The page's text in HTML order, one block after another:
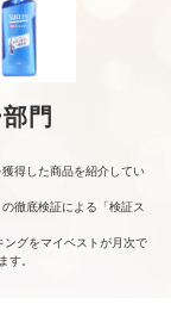
門
得した商品を紹介してい
徹底検証による「検証ス
グをマイベストが月次で
す。